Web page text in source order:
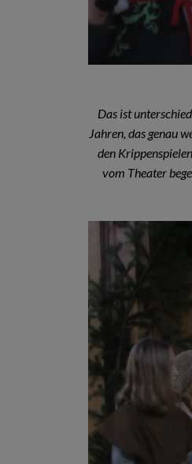
Das ist
Jahren, das genau
den
vom Theater